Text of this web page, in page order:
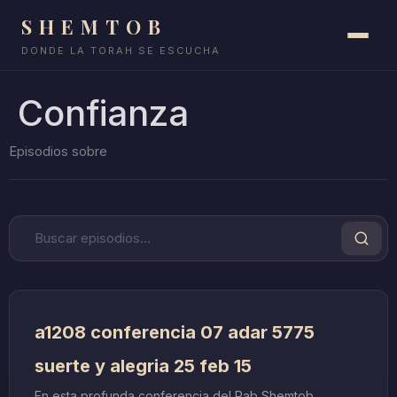
SHEMTOB
DONDE LA TORAH SE ESCUCHA
Confianza
a1208 conferencia 07 adar 5775
suerte y alegria 25 feb 15